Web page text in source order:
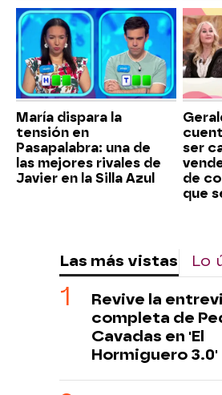
María dispara la
tensión en
Pasapalabra: una de
las mejores rivales de
Javier en la Silla Azul
ser
de
que
Las más vistas Lo
Revive la
completa de
Cavadas en 'El
Hormiguero 3.0'